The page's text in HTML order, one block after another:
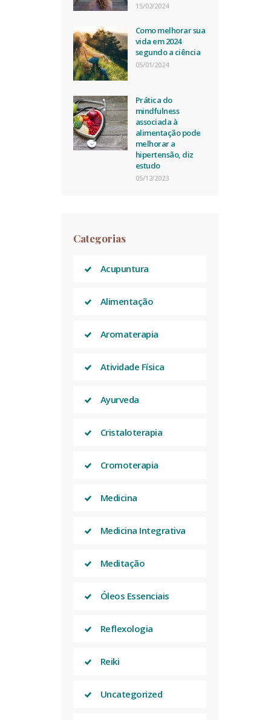
15/02/2024
Como melhorar sua
vida em 2024
segundo a ciência
05/01/2024
Prática do
mindfulness
associada à
alimentação pode
melhorar a
hipertensão, diz
estudo
05/12/2023
Categorias
Acupuntura
Alimentação
Aromaterapia
Atividade Física
Ayurveda
Cristaloterapia
Cromoterapia
Medicina
Medicina Integrativa
Meditação
Óleos Essenciais
Reflexologia
Reiki
Uncategorized